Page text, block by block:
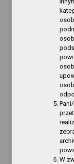
Rok 2009 W